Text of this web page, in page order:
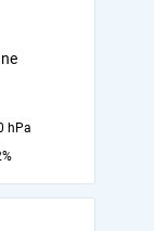
hPa